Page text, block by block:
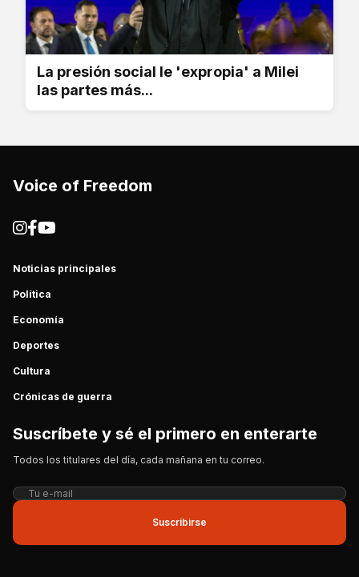
La presión social le 'expropia' a Milei
las partes más...
Voice of Freedom
Noticias principales
Política
Economía
Deportes
Cultura
Crónicas de guerra
Suscríbete y sé el primero en enterarte
Todos los titulares del día, cada mañana en tu correo.
Suscribirse